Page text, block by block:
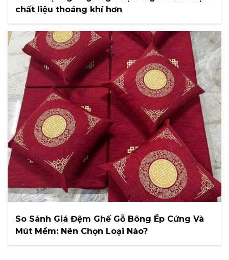
chất liệu thoáng khí hơn
So Sánh Giá Đệm Ghế Gỗ Bông Ép Cứng Và
Mút Mềm: Nên Chọn Loại Nào?